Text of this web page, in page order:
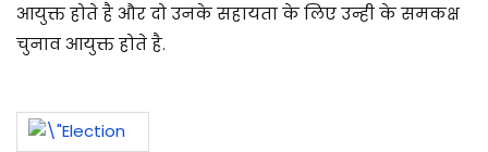
आयुक्त होते है और दो उनके सहायता के लिए उन्ही के समकक्ष
चुनाव आयुक्त होते है.